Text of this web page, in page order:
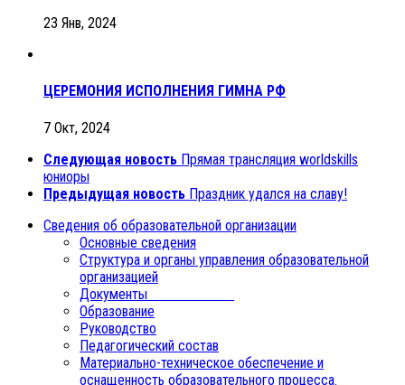
23 Янв, 2024
ЦЕРЕМОНИЯ ИСПОЛНЕНИЯ ГИМНА РФ
7 Окт, 2024
Следующая новость Прямая трансляция worldskills
юниоры
Предыдущая новость Праздник удался на славу!
Сведения об образовательной организации
Основные сведения
Структура и органы управления образовательной
организацией
Документы
Образование
Руководство
Педагогический состав
Материально-техническое обеспечение и
оснащенность образовательного процесса.